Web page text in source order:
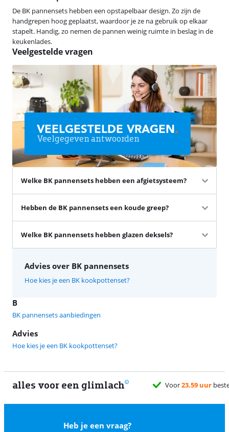
De BK pannensets hebben een opstapelbaar design. Zo zijn de
handgrepen hoog geplaatst, waardoor je ze na gebruik op elkaar
stapelt. Handig, zo nemen de pannen weinig ruimte in beslag in de
keukenlades.
Veelgestelde vragen
Welke BK pannensets hebben een afgietsysteem?
Hebben de BK pannensets een koude greep?
Welke BK pannensets hebben glazen deksels?
VEELGESTELDE VRAGEN.
Veelgegeven antwoorden
Advies over BK pannensets
Hoe kies je een BK kookpottenset?
B
BK pannensets aanbiedingen
Advies
Hoe kies je een BK kookpottenset?
alles voor een glimlach
Heb je een vraag?